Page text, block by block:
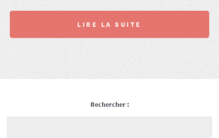
LIRE LA SUITE
Rechercher :